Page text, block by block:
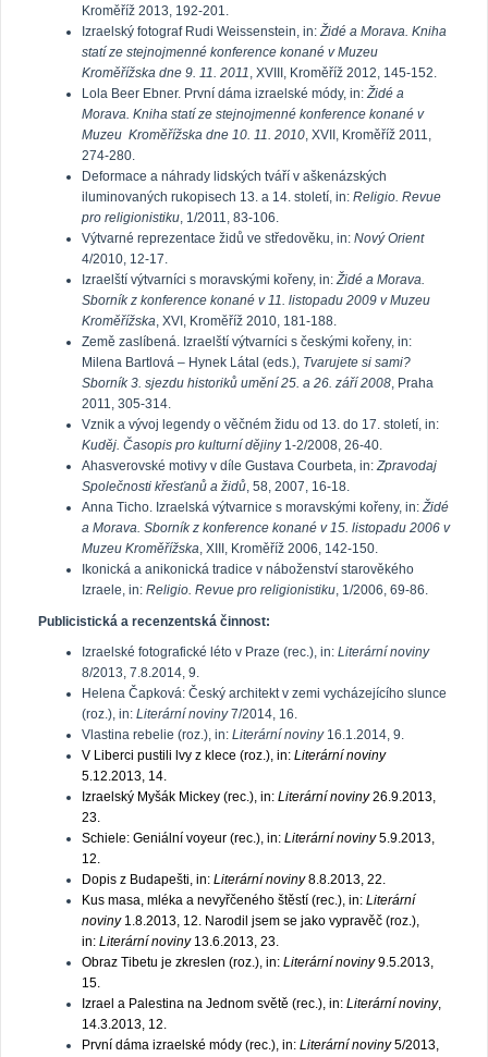
Kroměříž 2013, 192-201.
Izraelský fotograf Rudi Weissenstein, in:Židé a Morava. Kniha
statí ze stejnojmenné konference konané v Muzeu
Kroměřížska dne 9. 11. 2011, XVIII, Kroměříž 2012, 145-152.
Lola Beer Ebner. První dáma izraelské módy, in:Židé a
Morava. Kniha statí ze stejnojmenné konference konané v
Muzeu Kroměřížska dne 10. 11. 2010, XVII, Kroměříž 2011,
274-280.
Deformace a náhrady lidských tváří v aškenázských
iluminovaných rukopisech 13. a 14. století, in: Religio. Revue
pro religionistiku, 1/2011, 83-106.
Výtvarné reprezentace židů ve středověku, in: Nový Orient
4/2010, 12-17.
Izraelští výtvarníci s moravskými kořeny, in:Židé a Morava.
Sborník z konference konané v 11. listopadu 2009 v Muzeu
Kroměřížska, XVI, Kroměříž 2010, 181-188.
Země zaslíbená. Izraelští výtvarníci s českými kořeny, in:
Milena Bartlová – Hynek Látal (eds.), Tvarujete si sami?
Sborník 3. sjezdu historiků umění 25. a 26. září 2008, Praha
2011, 305-314.
Vznik a vývoj legendy o věčném židu od 13. do 17. století, in:
Kuděj. Časopis pro kulturní dějiny1-2/2008, 26-40.
Ahasverovské motivy v díle Gustava Courbeta, in:Zpravodaj
Společnosti křesťanů a židů, 58, 2007, 16-18.
Anna Ticho. Izraelská výtvarnice s moravskými kořeny, in:Židé
a Morava. Sborník z konference konané v 15. listopadu 2006 v
Muzeu Kroměřížska, XIII, Kroměříž 2006, 142-150.
Ikonická a anikonická tradice v náboženství starověkého
Izraele, in: Religio. Revue pro religionistiku, 1/2006, 69-86.
Publicistická a recenzentská činnost:
Izraelské fotografické léto v Praze (rec.), in: Literární noviny
8/2013, 7.8.2014, 9.
Helena Čapková: Český architekt v zemi vycházejícího slunce
(roz.), in: Literární noviny7/2014, 16.
Vlastina rebelie (roz.), in: Literární noviny16.1.2014, 9.
V Liberci pustili lvy z klece (roz.), in: Literární noviny
5.12.2013, 14.
Izraelský Myšák Mickey (rec.), in: Literární noviny26.9.2013,
23.
Schiele: Geniální voyeur (rec.), in: Literární noviny5.9.2013,
12.
Dopis z Budapešti, in: Literární noviny8.8.2013, 22.
Kus masa, mléka a nevyřčeného štěstí (rec.), in: Literární
noviny1.8.2013, 12. Narodil jsem se jako vypravěč (roz.),
in: Literární noviny13.6.2013, 23.
Obraz Tibetu je zkreslen (roz.), in: Literární noviny9.5.2013,
15.
Izrael a Palestina na Jednom světě (rec.), in: Literární noviny,
14.3.2013, 12.
První dáma izraelské módy (rec.), in: Literární noviny5/2013,